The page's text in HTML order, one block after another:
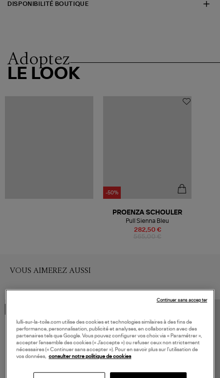
DISPONIBILITÉ BOUTIQUE
Adoptez
LE LOOK
-50%
282,50 €
PROENZA SCHOULER
Pull Sienna Bleu
VOUS AIMEREZ AUSSI
lulli-sur-la-toile.com utilise des cookies et technologies similaires à des fins de
performance, personnalisation, publicité et analyses, en collaboration avec des
partenaires tels que Google. Vous pouvez configurer vos choix via « Paramétrer »,
accepter l’ensemble des cookies (« J’accepte ») ou refuser ceux non strictement
nécessaires (« Continuer sans accepter »). Pour en savoir plus sur l’utilisation de
vos données, consulter notre politique de cookies
Continuer sans accepter